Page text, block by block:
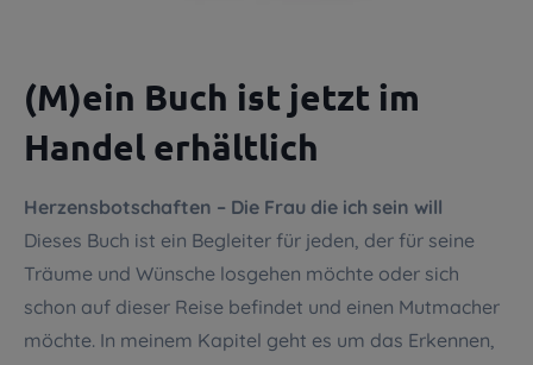
(M)ein Buch ist jetzt im
Handel erhältlich
Herzensbotschaften – Die Frau die ich sein will
Dieses Buch ist ein Begleiter für jeden, der für seine
Träume und Wünsche losgehen möchte oder sich
schon auf dieser Reise befindet und einen Mutmacher
möchte. In meinem Kapitel geht es um das Erkennen,